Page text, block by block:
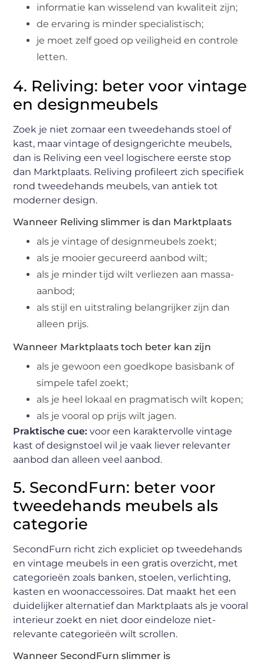
informatie kan wisselend van kwaliteit zijn;
de ervaring is minder specialistisch;
je moet zelf goed op veiligheid en controle
letten.
4. Reliving: beter voor vintage
en designmeubels
Zoek je niet zomaar een tweedehands stoel of
kast, maar vintage of designgerichte meubels,
dan is Reliving een veel logischere eerste stop
dan Marktplaats. Reliving profileert zich specifiek
rond tweedehands meubels, van antiek tot
moderner design.
Wanneer Reliving slimmer is dan Marktplaats
als je vintage of designmeubels zoekt;
als je mooier gecureerd aanbod wilt;
als je minder tijd wilt verliezen aan massa-
aanbod;
als stijl en uitstraling belangrijker zijn dan
alleen prijs.
Wanneer Marktplaats toch beter kan zijn
als je gewoon een goedkope basisbank of
simpele tafel zoekt;
als je heel lokaal en pragmatisch wilt kopen;
als je vooral op prijs wilt jagen.
Praktische cue: voor een karaktervolle vintage
kast of designstoel wil je vaak liever relevanter
aanbod dan alleen veel aanbod.
5. SecondFurn: beter voor
tweedehands meubels als
categorie
SecondFurn richt zich expliciet op tweedehands
en vintage meubels in een gratis overzicht, met
categorieën zoals banken, stoelen, verlichting,
kasten en woonaccessoires. Dat maakt het een
duidelijker alternatief dan Marktplaats als je vooral
interieur zoekt en niet door eindeloze niet-
relevante categorieën wilt scrollen.
Wanneer SecondFurn slimmer is